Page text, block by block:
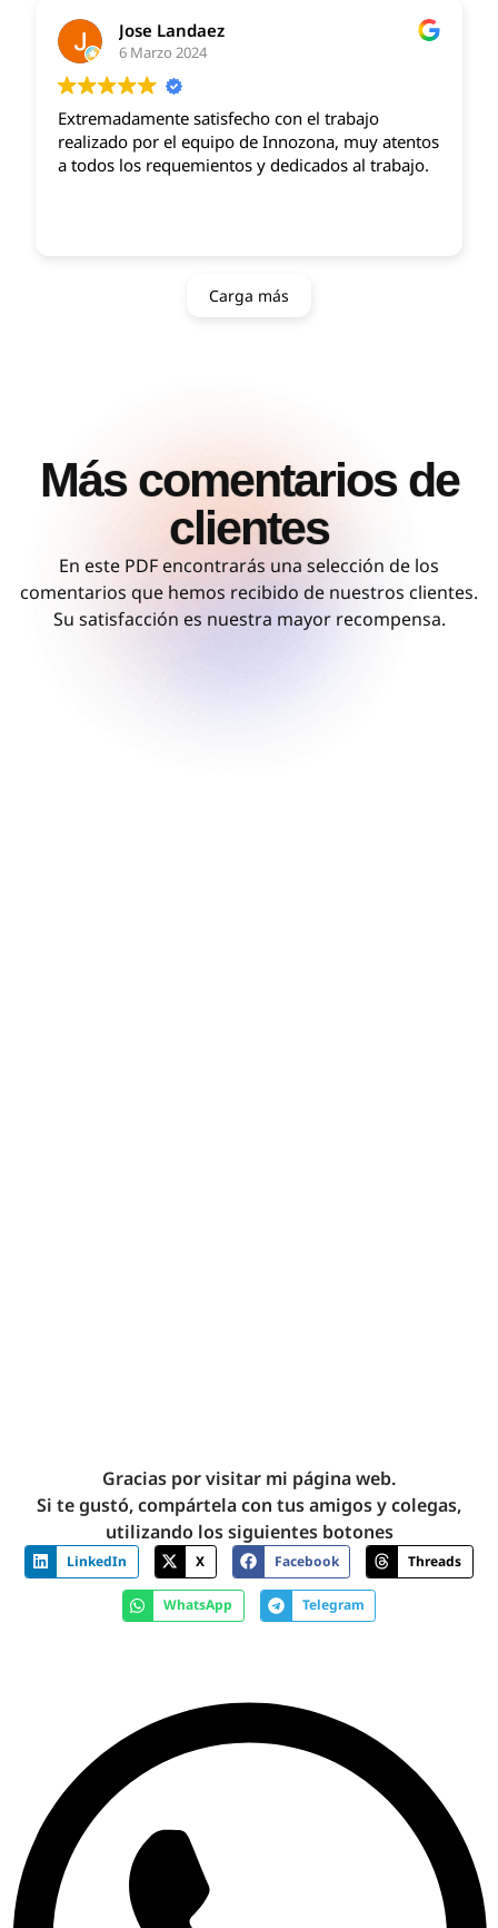
Jose Landaez
6 Marzo 2024
Extremadamente satisfecho con el trabajo
realizado por el equipo de Innozona, muy atentos
a todos los requemientos y dedicados al trabajo.
Carga más
Más comentarios de
clientes
En este PDF encontrarás una selección de los
comentarios que hemos recibido de nuestros clientes.
Su satisfacción es nuestra mayor recompensa.
Gracias por visitar mi página web.
Si te gustó, compártela con tus amigos y colegas,
utilizando los siguientes botones
LinkedIn X Facebook Threads
WhatsApp Telegram